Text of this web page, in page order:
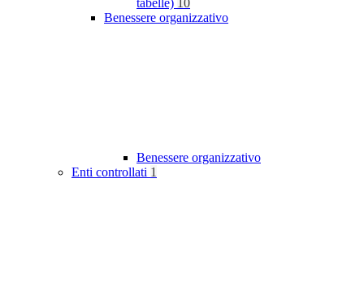
tabelle)
10
Benessere organizzativo
Benessere organizzativo
Enti controllati 1